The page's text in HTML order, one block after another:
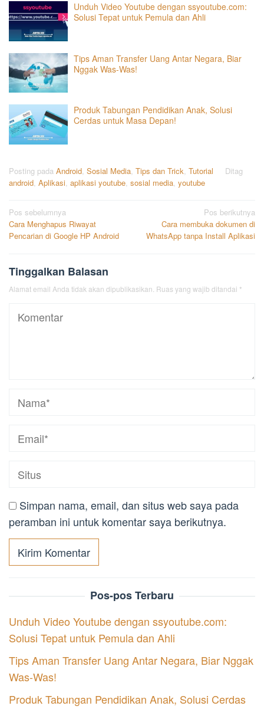
Unduh Video Youtube dengan ssyoutube.com:
Solusi Tepat untuk Pemula dan Ahli
Tips Aman Transfer Uang Antar Negara, Biar
Nggak Was-Was!
Produk Tabungan Pendidikan Anak, Solusi
Cerdas untuk Masa Depan!
Posting pada Android Sosial Media Tips dan Trick Tutorial
Ditag
android Aplikasi aplikasi youtube sosial media youtube
Navigasi
pos
Pos sebelumnya
Cara Menghapus Riwayat
Pencarian di Google HP Android
Pos berikutnya
Cara membuka dokumen di
WhatsApp tanpa Install Aplikasi
Tinggalkan Balasan
Alamat email Anda tidak akan dipublikasikan. Ruas yang wajib ditandai *
Simpan nama, email, dan situs web saya pada
peramban ini untuk komentar saya berikutnya.
Pos-pos Terbaru
Unduh Video Youtube dengan ssyoutube.com:
Solusi Tepat untuk Pemula dan Ahli
Tips Aman Transfer Uang Antar Negara, Biar Nggak
Was-Was!
Produk Tabungan Pendidikan Anak, Solusi Cerdas